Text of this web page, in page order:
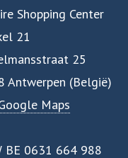
Shopping Center
21
25
Antwerpen (België)
Maps
BE 0631 664 988